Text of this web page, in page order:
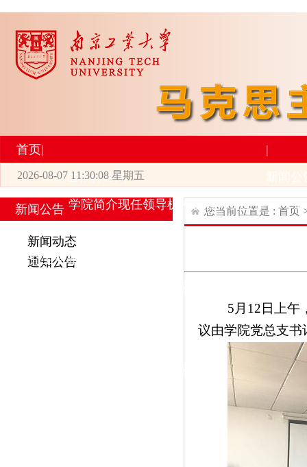
首页|
2026世界杯官网
学院简介现任领导机构设置师资力量
|
研究生培养
学生活动
工会活动
2026-08-07 11:30:08 星期五
新闻公告
新闻动态
通知公告
您当前位置是 : 首页
5 月 12 日 上午
议由学院党总支书